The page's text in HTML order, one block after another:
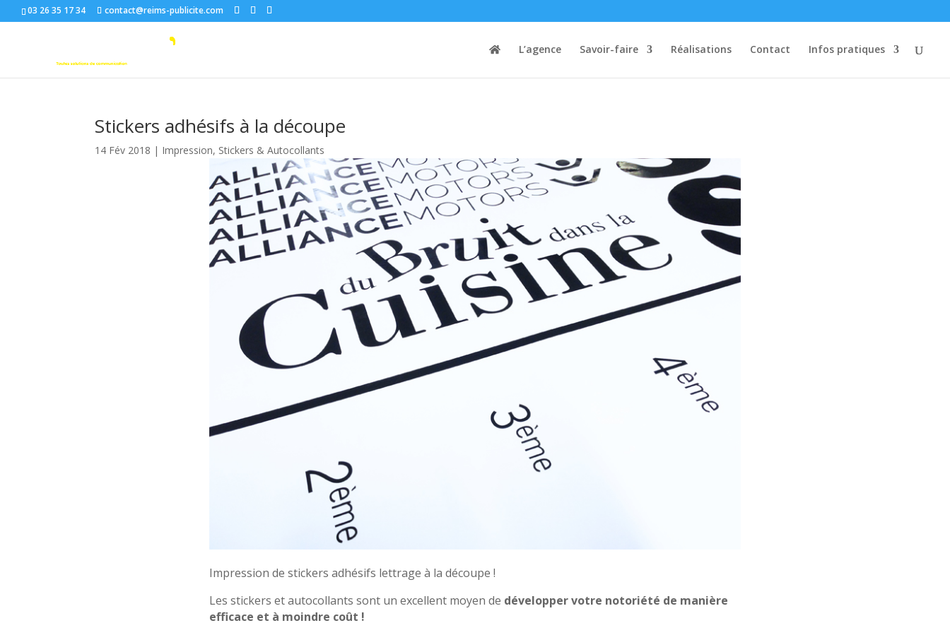
03 26 35 17 34 contact@reims-publicite.com
L’agence Savoir-faire Réalisations Contact Infos pratiques
Stickers adhésifs à la découpe
14 Fév 2018 | Impression, Stickers & Autocollants
Impression de stickers adhésifs lettrage à la découpe !
Les stickers et autocollants sont un excellent moyen de développer votre notoriété de manière
efficace et à moindre coût !